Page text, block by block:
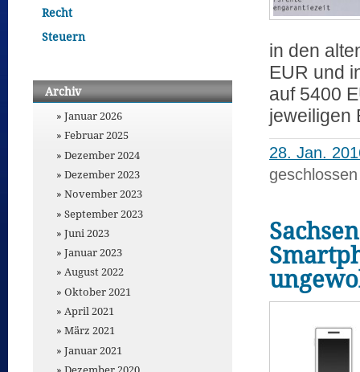
in den
EUR und
auf 5400
28. Jan.
geschlossen
Recht
Steuern
Archiv
Januar 2026
Februar 2025
Dezember 2024
Dezember 2023
November 2023
September 2023
Juni 2023
Januar 2023
August 2022
Oktober 2021
April 2021
März 2021
Januar 2021